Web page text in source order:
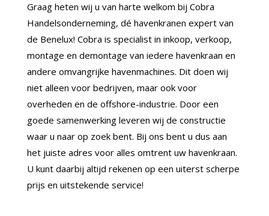
Graag heten wij u van harte welkom bij Cobra
Handelsonderneming, dé havenkranen expert van
de Benelux! Cobra is specialist in inkoop, verkoop,
montage en demontage van iedere havenkraan en
andere omvangrijke havenmachines. Dit doen wij
niet alleen voor bedrijven, maar ook voor
overheden en de offshore-industrie. Door een
goede samenwerking leveren wij de constructie
waar u naar op zoek bent. Bij ons bent u dus aan
het juiste adres voor alles omtrent uw havenkraan.
U kunt daarbij altijd rekenen op een uiterst scherpe
prijs en uitstekende service!